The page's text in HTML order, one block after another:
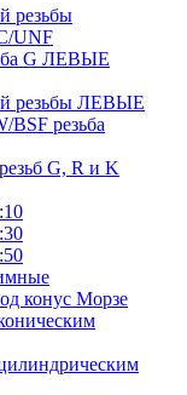
резьбы
UNF
G ЛЕВЫЕ
резьбы ЛЕВЫЕ
резьба
G, R и K
конус Морзе